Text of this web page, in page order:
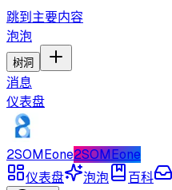
跳到主要内容
泡泡
树洞
消息
仪表盘
2SOMEone2SOMEone
仪表盘
泡泡 百科